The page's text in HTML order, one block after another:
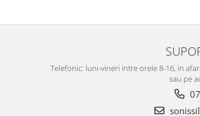
Telefonic: luni-vineri intre orele 8-16, in
sau pe